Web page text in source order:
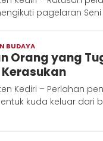
pagelaran
BUDAYA
Metaranews
Orang yang
Kerasukan
Kediri – Perlahan
kuda keluar dari